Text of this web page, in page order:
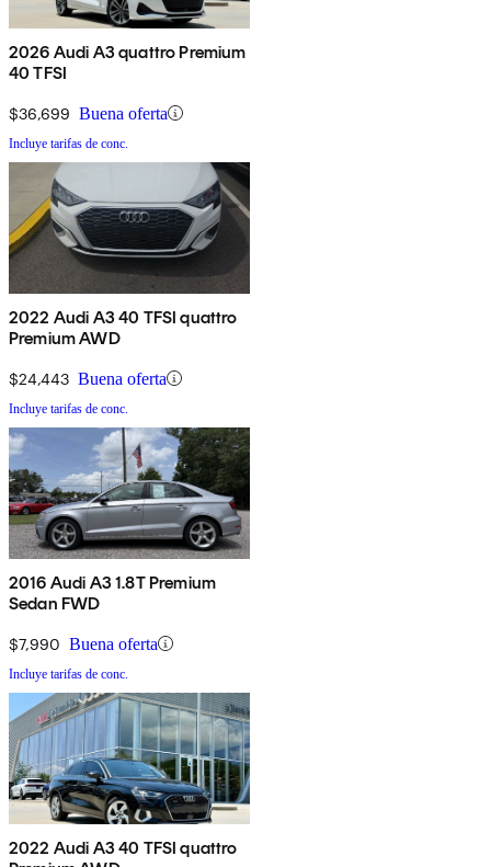
2026 Audi A3 quattro Premium
40 TFSI
$36,699 Buena oferta
Incluye tarifas de conc.
2022 Audi A3 40 TFSI quattro
Premium AWD
$24,443 Buena oferta
Incluye tarifas de conc.
2016 Audi A3 1.8T Premium
Sedan FWD
$7,990 Buena oferta
Incluye tarifas de conc.
2022 Audi A3 40 TFSI quattro